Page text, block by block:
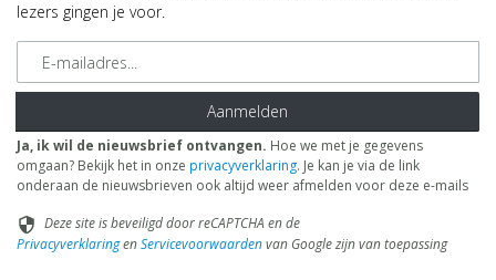
lezers gingen je voor.
E-mailadres
Aanmelden
Ja, ik wil de nieuwsbrief ontvangen. Hoe we met je gegevens
omgaan? Bekijk het in onze privacyverklaring. Je kan je via de link
onderaan de nieuwsbrieven ook altijd weer afmelden voor deze e-mails
security Deze site is beveiligd door reCAPTCHA en de
PrivacyverklaringenServicevoorwaardenvan Google zijn van toepassing